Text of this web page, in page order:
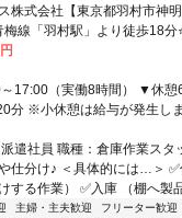
株式会社【東京都羽村市神明
線「羽村駅」より徒歩18分
17:00（実働8時間） ▼休憩
分 ※小休憩は給与が発生し
遣社員 職種：倉庫作業スタ
仕分け♪ ＜具体的には…＞
する作業） ✅入庫 （棚へ製
主婦・主夫歓迎 フリーター歓迎